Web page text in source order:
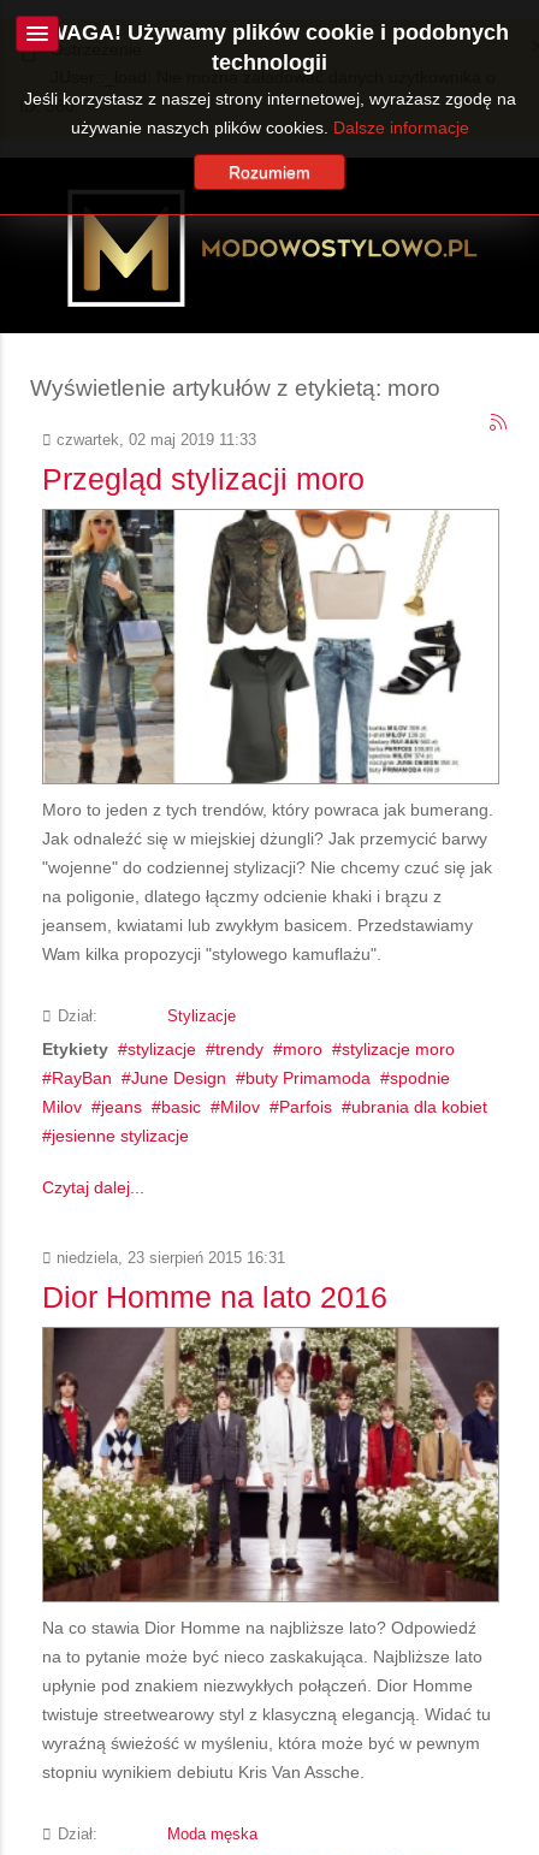
Ostrzeżenie
JUser::_load: Nie można załadować danych użytkownika o
ID: 360.
Wyświetlenie artykułów z etykietą: moro
czwartek, 02 maj 2019 11:33
Przegląd stylizacji moro
Moro to jeden z tych trendów, który powraca jak bumerang.
Jak odnaleźć się w miejskiej dżungli? Jak przemycić barwy
"wojenne" do codziennej stylizacji? Nie chcemy czuć się jak
na poligonie, dlatego łączmy odcienie khaki i brązu z
jeansem, kwiatami lub zwykłym basicem. Przedstawiamy
Wam kilka propozycji "stylowego kamuflażu".
Dział: Stylizacje
Etykiety stylizacje trendy moro
stylizacje moro
RayBan
June Design buty Primamoda
spodnie
Milov
jeans basic Milov Parfois
ubrania dla kobiet
jesienne stylizacje
Czytaj dalej...
niedziela, 23 sierpień 2015 16:31
Dior Homme na lato 2016
Na co stawia Dior Homme na najbliższe lato? Odpowiedź
na to pytanie może być nieco zaskakująca. Najbliższe lato
upłynie pod znakiem niezwykłych połączeń. Dior Homme
twistuje streetwearowy styl z klasyczną elegancją. Widać tu
wyraźną świeżość w myśleniu, która może być w pewnym
stopniu wynikiem debiutu Kris Van Assche.
Dział: Moda męska
UWAGA! Używamy plików cookie i podobnych
technologii
Jeśli korzystasz z naszej strony internetowej, wyrażasz zgodę na
używanie naszych plików cookies. Dalsze informacje
Rozumiem